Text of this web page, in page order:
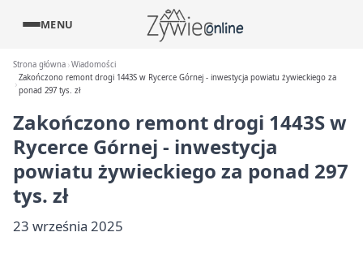
MENU
Strona główna Wiadomości
Zakończono remont drogi 1443S w Rycerce Górnej - inwestycja powiatu żywieckiego za
ponad 297 tys. zł
Zakończono remont drogi 1443S w
Rycerce Górnej - inwestycja
powiatu żywieckiego za ponad 297
tys. zł
23 września 2025